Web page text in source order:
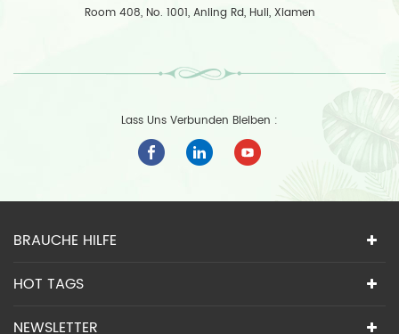
Room 408, No. 1001, Anling Rd, Huli, Xiamen
Lass Uns Verbunden Bleiben :
BRAUCHE HILFE
HOT TAGS
NEWSLETTER